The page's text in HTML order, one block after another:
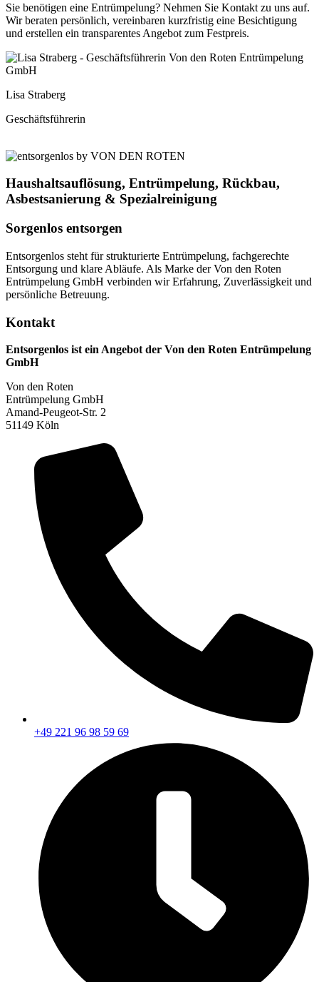
Sie benötigen eine Entrümpelung? Nehmen Sie Kontakt zu uns auf.
Wir beraten persönlich, vereinbaren kurzfristig eine Besichtigung
und erstellen ein transparentes Angebot zum Festpreis.
Lisa Straberg
Geschäftsführerin
Haushaltsauflösung, Entrümpelung, Rückbau,
Asbestsanierung & Spezialreinigung
Sorgenlos entsorgen
Entsorgenlos steht für strukturierte Entrümpelung, fachgerechte
Entsorgung und klare Abläufe. Als Marke der Von den Roten
Entrümpelung GmbH verbinden wir Erfahrung, Zuverlässigkeit und
persönliche Betreuung.
Kontakt
Entsorgenlos ist ein Angebot der Von den Roten Entrümpelung
GmbH
Von den Roten
Entrümpelung GmbH
Amand-Peugeot-Str. 2
51149 Köln
+49 221 96 98 59 69